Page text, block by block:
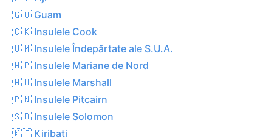
🇬🇺 Guam
🇨🇰 Insulele Cook
🇺🇲 Insulele Îndepărtate ale S.U.A.
🇲🇵 Insulele Mariane de Nord
🇲🇭 Insulele Marshall
🇵🇳 Insulele Pitcairn
🇸🇧 Insulele Solomon
🇰🇮 Kiribati